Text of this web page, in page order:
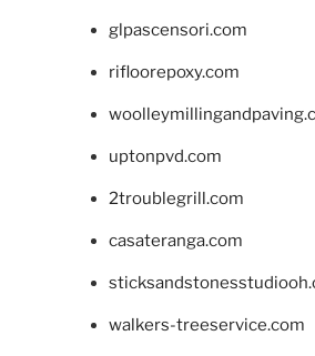
glpascensori.com
rifloorepoxy.com
uptonpvd.com
2troublegrill.com
casateranga.com
walkers-treeservice.com